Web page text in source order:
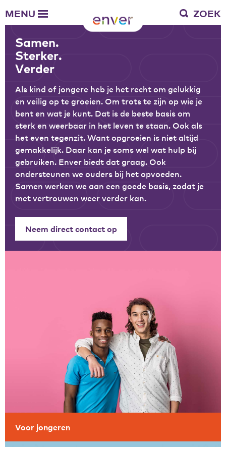
MENU ZOEK
Waar we voor staan
Verantwoording
Bestuur en toezicht
Zakelijke gegevens
Werken bij Enver
Vacatures
Stages
Enver als werkgever
Vrienden van Enver
Onze vrienden
Werkwijze
Samen.
Sterker.
Verder
Als kind of jongere heb je het recht om gelukkig
en veilig op te groeien. Om trots te zijn op wie je
bent en wat je kunt. Dat is de beste basis om
sterk en weerbaar in het leven te staan. Ook als
het even tegenzit. Want opgroeien is niet altijd
gemakkelijk. Daar kan je soms wel wat hulp bij
gebruiken. Enver biedt dat graag. Ook
ondersteunen we ouders bij het opvoeden.
Samen werken we aan een goede basis, zodat je
met vertrouwen weer verder kan.
Neem direct contact op
Voor jongeren